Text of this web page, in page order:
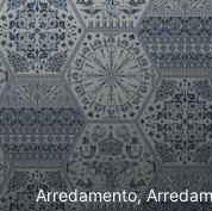
Arredamento,